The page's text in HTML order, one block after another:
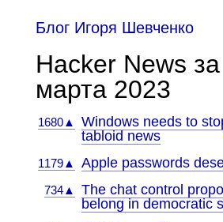
Блог Игоря Шевченко
Hacker News
марта 2023
1680▲
Windows needs to
tabloid news
1179▲ Apple passwords
734▲
The chat control
belong in democratic